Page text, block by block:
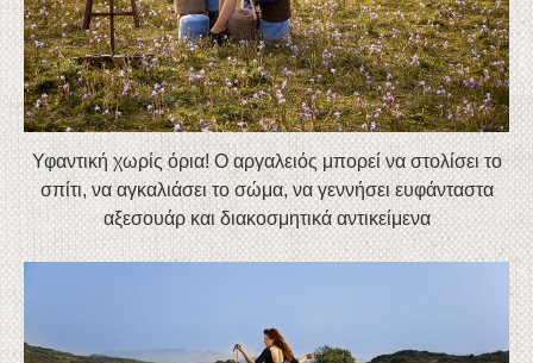
Υφαντική χωρίς όρια! Ο αργαλειός μπορεί να στολίσει το
σπίτι, να αγκαλιάσει το σώμα, να γεννήσει ευφάνταστα
αξεσουάρ και διακοσμητικά αντικείμενα